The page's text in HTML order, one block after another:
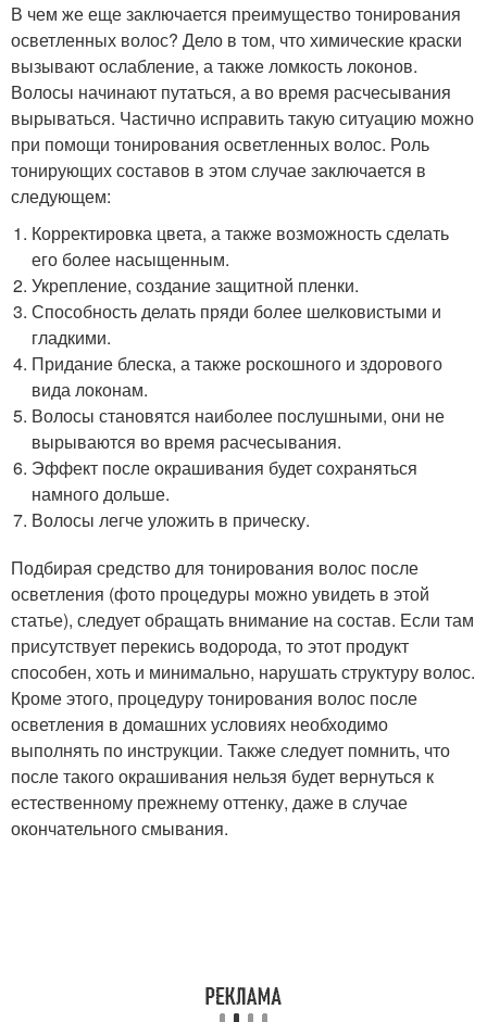
В чем же еще заключается преимущество тонирования
осветленных волос? Дело в том, что химические краски
вызывают ослабление, а также ломкость локонов.
Волосы начинают путаться, а во время расчесывания
вырываться. Частично исправить такую ситуацию можно
при помощи тонирования осветленных волос. Роль
тонирующих составов в этом случае заключается в
следующем:
Корректировка цвета, а также возможность сделать
его более насыщенным.
Укрепление, создание защитной пленки.
Способность делать пряди более шелковистыми и
гладкими.
Придание блеска, а также роскошного и здорового
вида локонам.
Волосы становятся наиболее послушными, они не
вырываются во время расчесывания.
Эффект после окрашивания будет сохраняться
намного дольше.
Волосы легче уложить в прическу.
Подбирая средство для тонирования волос после
осветления (фото процедуры можно увидеть в этой
статье), следует обращать внимание на состав. Если там
присутствует перекись водорода, то этот продукт
способен, хоть и минимально, нарушать структуру волос.
Кроме этого, процедуру тонирования волос после
осветления в домашних условиях необходимо
выполнять по инструкции. Также следует помнить, что
после такого окрашивания нельзя будет вернуться к
естественному прежнему оттенку, даже в случае
окончательного смывания.